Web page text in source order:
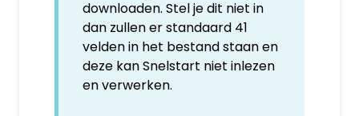
downloaden. Stel je dit niet in
dan zullen er standaard 41
velden in het bestand staan en
deze kan Snelstart niet inlezen
en verwerken.